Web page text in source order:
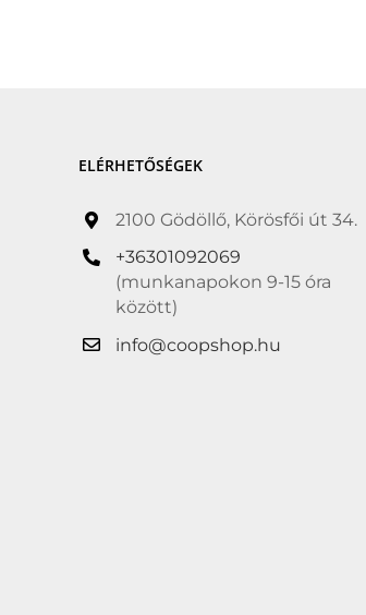
ELÉRHETŐSÉGEK
2100 Gödöllő, Körösfői út 34.
+36301092069
(munkanapokon 9-15 óra
között)
info@coopshop.hu